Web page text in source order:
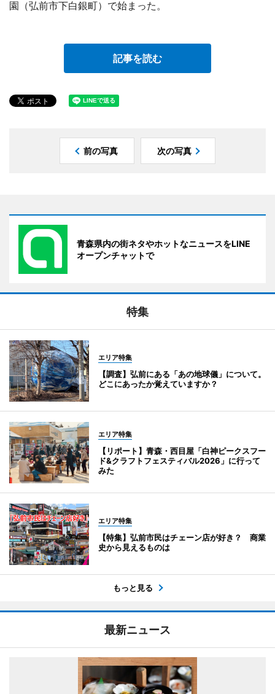
園（弘前市下白銀町）で始まった。
記事を読む
前の写真 次の写真
青森県内の街ネタやホットなニュースをLINE
オープンチャットで
特集
エリア特集
【調査】弘前にある「あの地球儀」について。
どこにあったか覚えていますか？
エリア特集
【リポート】青森・西目屋「白神ピークスフー
ド&クラフトフェスティバル2026」に行って
みた
エリア特集
【特集】弘前市民はチェーン店が好き？ 商業
史から見えるものは
もっと見る
最新ニュース